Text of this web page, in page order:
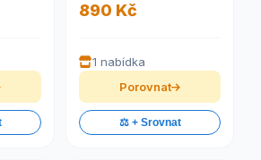
890 Kč
1 nabídka
Porovnat
⚖️ + Srovnat